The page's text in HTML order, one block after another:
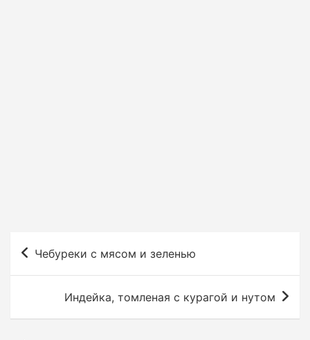
Чебуреки с мясом и зеленью
Индейка, томленая с курагой и нутом